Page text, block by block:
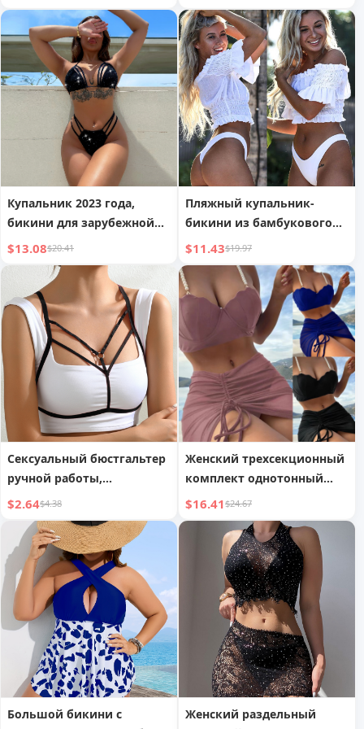
американская пляжная
одежда, новый бикини из
зарубежной торговли 6021
Купальник 2023 года,
бикини для зарубежной
торговли, однотонное
бикини, женский
комплект из двух
предметов, треугольное
бикини A12H
$13.08$20.41
Пляжный купальник-
бикини из бамбукового
волокна, праздничный
топ с открытыми плечами
$11.43$19.97
Сексуальный бюстгальтер
ручной работы,
эластичный модный
бикини, соблазнительная
майка на тонких бретелях
$2.64$4.38
Женский трехсекционный
комплект однотонный
летний купальник-бикини
$16.41$24.67
Большой бикини с
Женский раздельный